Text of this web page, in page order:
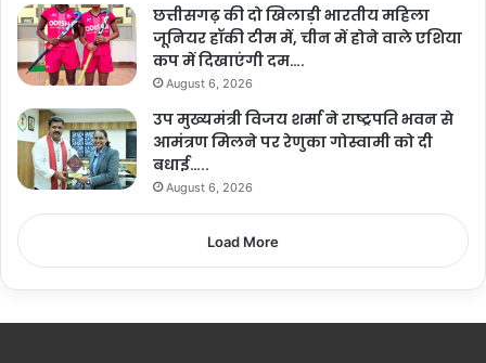
छत्तीसगढ़ की दो खिलाड़ी भारतीय महिला
जूनियर हॉकी टीम में, चीन में होने वाले एशिया
कप में दिखाएंगी दम….
August 6, 2026
उप मुख्यमंत्री विजय शर्मा ने राष्ट्रपति भवन से
आमंत्रण मिलने पर रेणुका गोस्वामी को दी
बधाई…..
August 6, 2026
Load More